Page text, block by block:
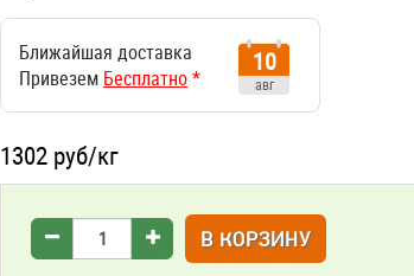
Ближайшая доставка
Привезем Бесплатно*
10
авг
1302 руб/кг
В КОРЗИНУ